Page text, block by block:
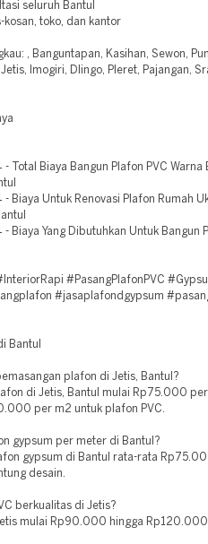
seluruh Bantul
kosan, toko, dan kantor
, Banguntapan, Kasihan, Sewon,
Imogiri, Dlingo, Pleret, Pajangan,
Total Biaya Bangun Plafon PVC Warna
Biaya Untuk Renovasi Plafon Rumah
Biaya Yang Dibutuhkan Untuk Bangun
#PasangPlafonPVC
#jasaplafondgypsum
Bantul
plafon di Jetis, Bantul?
di Jetis, Bantul mulai Rp75.000
per m2 untuk plafon PVC.
gypsum per meter di Bantul?
gypsum di Bantul rata-rata
desain.
berkualitas di Jetis?
mulai Rp90.000 hingga